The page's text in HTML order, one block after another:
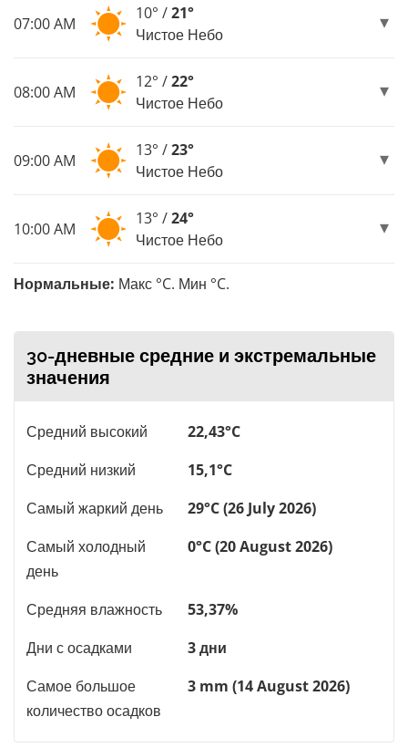
07:00 AM
10° /21°
Чистое Небо
08:00 AM
12° /22°
Чистое Небо
09:00 AM
13° /23°
Чистое Небо
10:00 AM
13° /24°
Чистое Небо
Нормальные: Макс °C. Мин °C.
30-дневные средние и экстремальные
значения
Средний высокий
22,43°C
Средний низкий
15,1°C
Самый жаркий день
29°C (26 July 2026)
Самый холодный
день
0°C (20 August 2026)
Средняя влажность
53,37%
Дни с осадками
3 дни
Самое большое
количество осадков
3 mm (14 August 2026)